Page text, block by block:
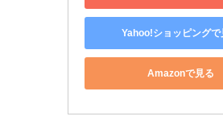
Yahoo!ショッピングで
Amazonで見る